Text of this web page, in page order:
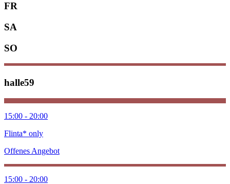
FR
SA
SO
halle59
15:00 - 20:00
Flinta* only
Offenes Angebot
15:00 - 20:00